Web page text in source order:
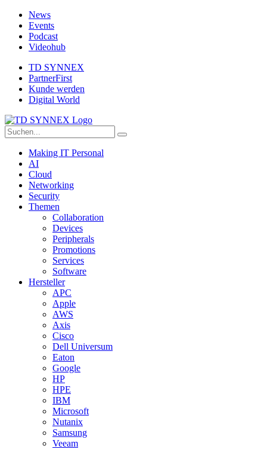
News
Events
Podcast
Videohub
TD SYNNEX
PartnerFirst
Kunde werden
Digital World
Making IT Personal
AI
Cloud
Networking
Security
Themen
Collaboration
Devices
Peripherals
Promotions
Services
Software
Hersteller
APC
Apple
AWS
Axis
Cisco
Dell Universum
Eaton
Google
HP
HPE
IBM
Microsoft
Nutanix
Samsung
Veeam